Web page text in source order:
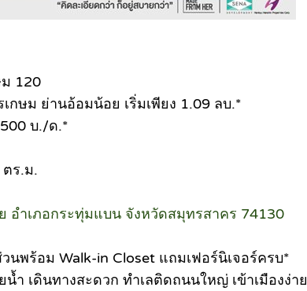
ม 120
ษม ย่านอ้อมน้อย เริ่มเพียง 1.09 ลบ.*
บ./ด.*
ร.ม.
อำเภอกระทุ่มแบน จังหวัดสมุทรสาคร 74130
วนพร้อม Walk-in Closet แถมเฟอร์นิเจอร์ครบ*
ำ เดินทางสะดวก ทำเลติดถนนใหญ่ เข้าเมืองง่าย